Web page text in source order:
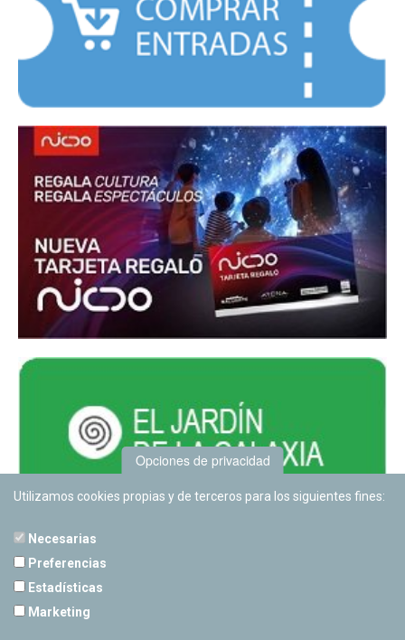
Opciones de privacidad
Utilizamos cookies propias y de terceros para los siguientes fines:
Necesarias
Preferencias
Estadísticas
Marketing